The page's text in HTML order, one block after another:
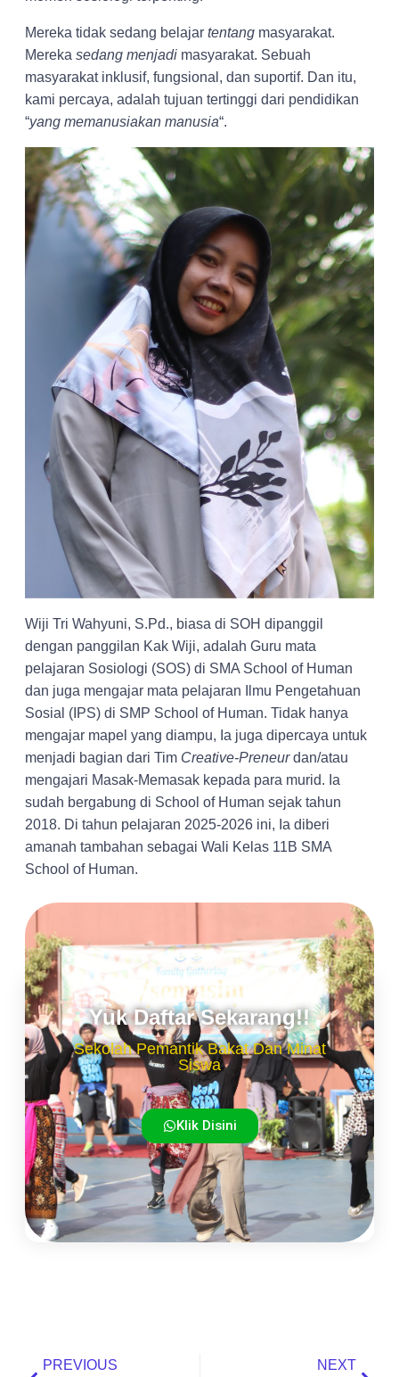
Mereka tidak sedang belajar tentang masyarakat.
Mereka sedang menjadi masyarakat. Sebuah
masyarakat inklusif, fungsional, dan suportif. Dan itu,
kami percaya, adalah tujuan tertinggi dari pendidikan
“yang memanusiakan manusia“.
Wiji Tri Wahyuni, S.Pd., biasa di SOH dipanggil
dengan panggilan Kak Wiji, adalah Guru mata
pelajaran Sosiologi (SOS) di SMA School of Human
dan juga mengajar mata pelajaran Ilmu Pengetahuan
Sosial (IPS) di SMP School of Human. Tidak hanya
mengajar mapel yang diampu, Ia juga dipercaya untuk
menjadi bagian dari Tim Creative-Preneurdan/atau
mengajari Masak-Memasak kepada para murid. Ia
sudah bergabung di School of Human sejak tahun
2018. Di tahun pelajaran 2025-2026 ini, Ia diberi
amanah tambahan sebagai Wali Kelas 11B SMA
School of Human.
Yuk Daftar Sekarang!!
Sekolah Pemantik Bakat Dan Minat
Siswa
Klik Disini
PREVIOUS NEXT